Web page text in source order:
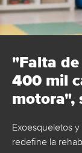
"Falta de
400 mil
motora",
Exoesqueletos
redefine la